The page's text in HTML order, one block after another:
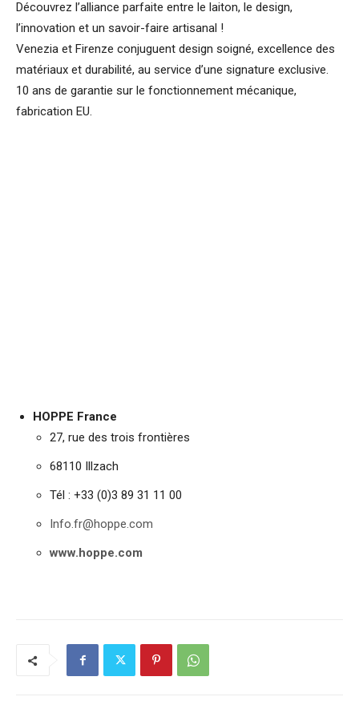
Découvrez l’alliance parfaite entre le laiton, le design,
l’innovation et un savoir-faire artisanal !
Venezia et Firenze conjuguent design soigné, excellence des
matériaux et durabilité, au service d’une signature exclusive.
10 ans de garantie sur le fonctionnement mécanique,
fabrication EU.
HOPPE France
27, rue des trois frontières
68110 Illzach
Tél : +33 (0)3 89 31 11 00
Info.fr@hoppe.com
www.hoppe.com